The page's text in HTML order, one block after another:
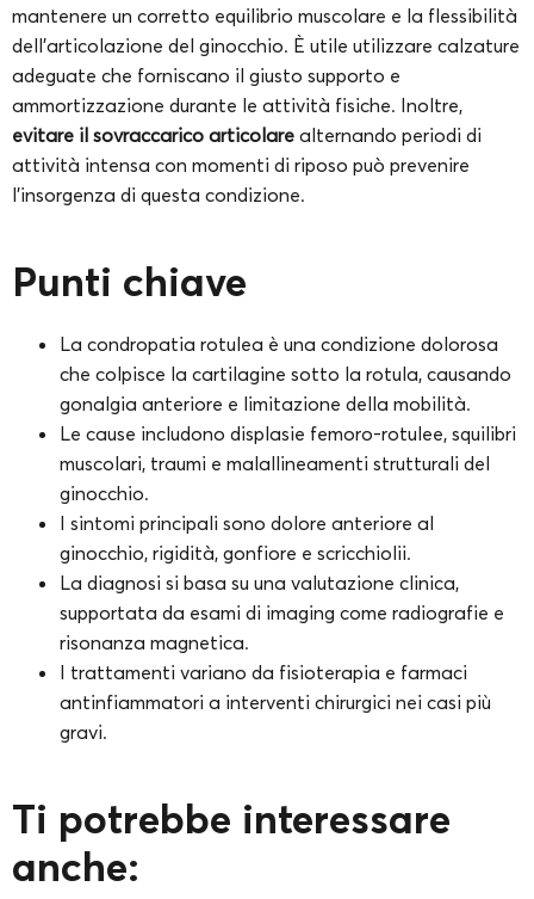
mantenere un corretto equilibrio muscolare e la flessibilità
dell’articolazione del ginocchio. È utile utilizzare calzature
adeguate che forniscano il giusto supporto e
ammortizzazione durante le attività fisiche. Inoltre,
evitare il sovraccarico articolare alternando periodi di
attività intensa con momenti di riposo può prevenire
l’insorgenza di questa condizione.
Punti chiave
La condropatia rotulea è una condizione dolorosa
che colpisce la cartilagine sotto la rotula, causando
gonalgia anteriore e limitazione della mobilità.
Le cause includono displasie femoro-rotulee, squilibri
muscolari, traumi e malallineamenti strutturali del
ginocchio.
I sintomi principali sono dolore anteriore al
ginocchio, rigidità, gonfiore e scricchiolii.
La diagnosi si basa su una valutazione clinica,
supportata da esami di imaging come radiografie e
risonanza magnetica.
I trattamenti variano da fisioterapia e farmaci
antinfiammatori a interventi chirurgici nei casi più
gravi.
Ti potrebbe interessare
anche: